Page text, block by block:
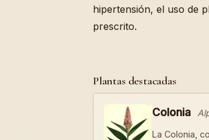
hipertensión, el uso de
prescrito.
Plantas destacadas
Colonia
La Colonia,